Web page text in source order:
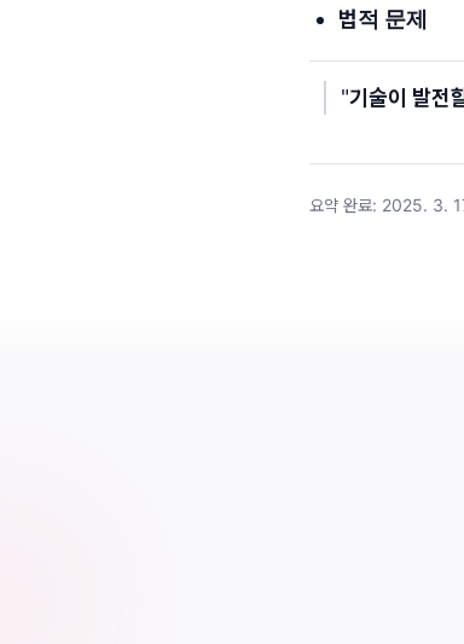
법적 문제
"기술이 발전
요약 완료: 2025. 3.